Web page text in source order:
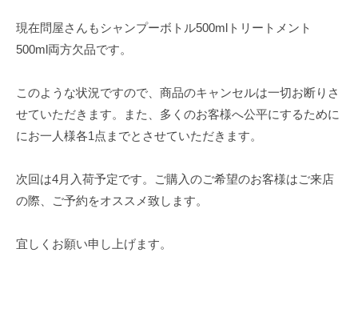
現在問屋さんもシャンプーボトル500mlトリートメント
500ml両方欠品です。
このような状況ですので、商品のキャンセルは一切お断りさ
せていただきます。また、多くのお客様へ公平にするために
にお一人様各1点までとさせていただきます。
次回は4月入荷予定です。ご購入のご希望のお客様はご来店
の際、ご予約をオススメ致します。
宜しくお願い申し上げます。